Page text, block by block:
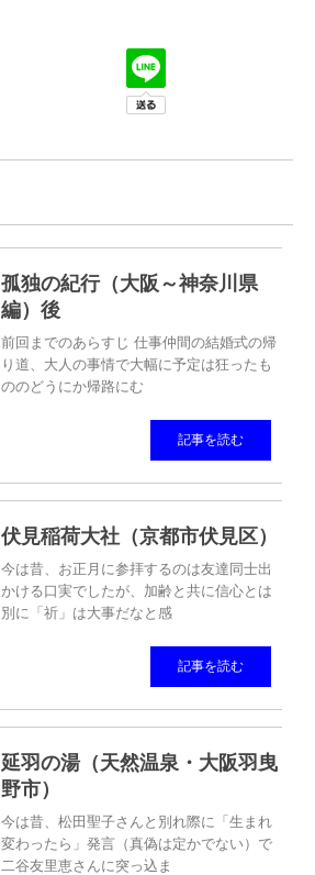
孤独の紀行（大阪～神奈川県
編）後
前回までのあらすじ 仕事仲間の結婚式の帰
り道、大人の事情で大幅に予定は狂ったも
ののどうにか帰路にむ
記事を読む
伏見稲荷大社（京都市伏見区）
今は昔、お正月に参拝するのは友達同士出
かける口実でしたが、加齢と共に信心とは
別に「祈」は大事だなと感
記事を読む
延羽の湯（天然温泉・大阪羽曳
野市）
今は昔、松田聖子さんと別れ際に「生まれ
変わったら」発言（真偽は定かでない）で
二谷友里恵さんに突っ込ま